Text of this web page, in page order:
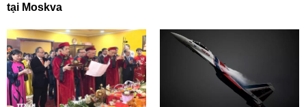
tại Moskva